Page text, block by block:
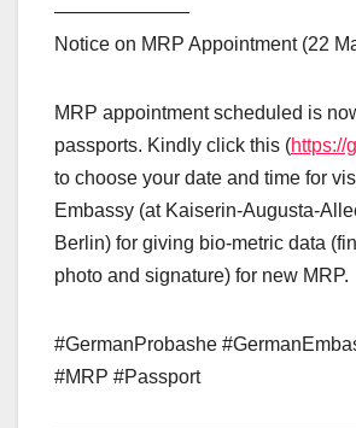
———————
Notice on MRP Appointment (22
MRP appointment scheduled is
passports. Kindly click this (https://
to choose your date and time for
Embassy (at Kaiserin-Augusta-
Berlin) for giving bio-metric data
photo and signature) for new MRP.
#GermanProbashe
#MRP #Passport